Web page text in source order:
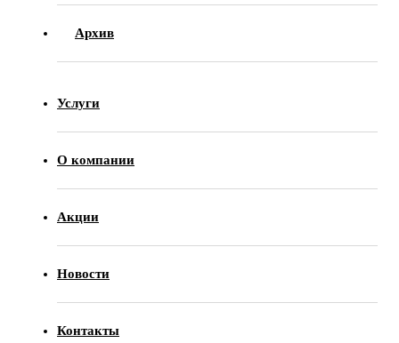
Архив
Услуги
О компании
Акции
Новости
Контакты